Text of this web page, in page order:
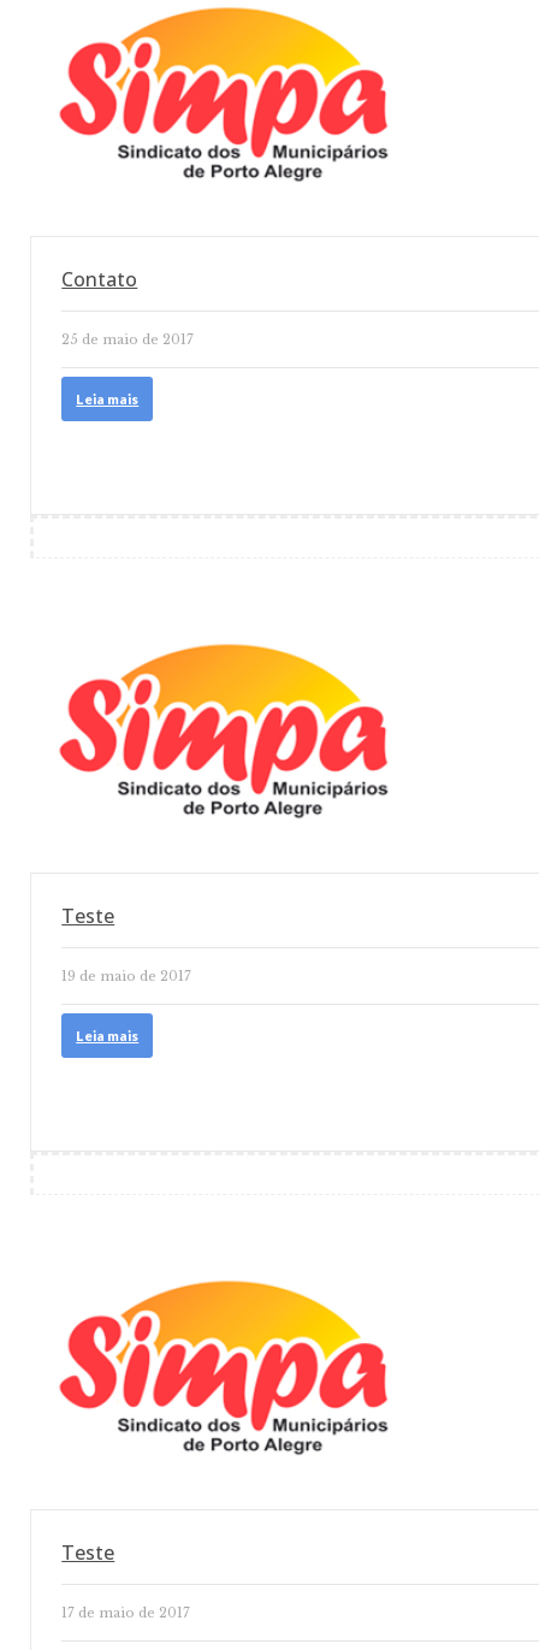
Contato
25 de maio de 2017
Leia mais
Teste
19 de maio de 2017
Leia mais
Teste
17 de maio de 2017